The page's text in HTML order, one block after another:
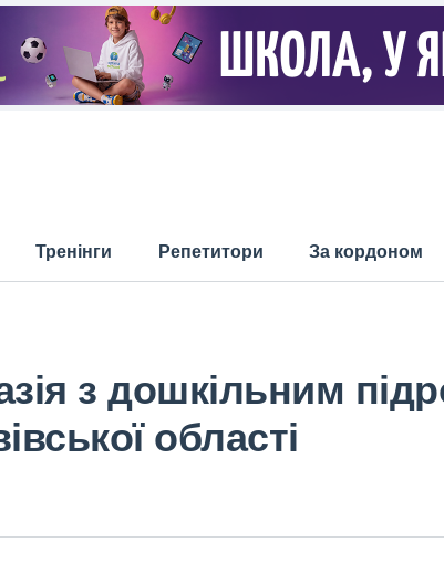
Тренінги Репетитори За кордоном
з дошкільним
області